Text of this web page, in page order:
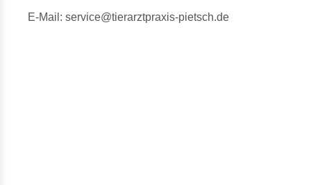
E-Mail: service@tierarztpraxis-pietsch.de